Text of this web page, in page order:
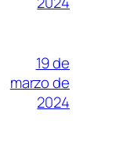
19 de
marzo de
2024